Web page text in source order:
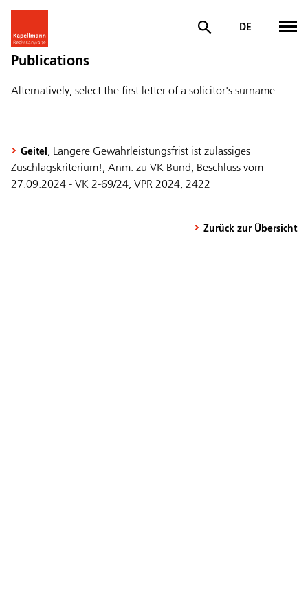
DE
Publications
Alternatively, select the first letter of a solicitor's surname:
Geitel , Längere Gewährleistungsfrist ist zulässiges
Zuschlagskriterium!, Anm. zu VK Bund, Beschluss vom
27.09.2024 - VK 2-69/24, VPR 2024, 2422
Zurück zur Übersicht